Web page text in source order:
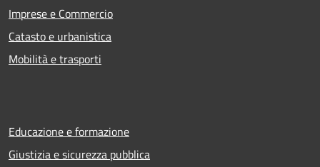
Imprese e Commercio
Catasto e urbanistica
Mobilità e trasporti
Educazione e formazione
Giustizia e sicurezza pubblica